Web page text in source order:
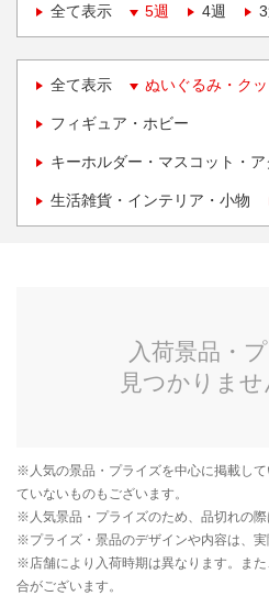
全て表示
5週 4週
全て表示 ぬいぐるみ・ク
フィギュア・ホビー
キーホルダー・マスコット・
生活雑貨・インテリア・小物